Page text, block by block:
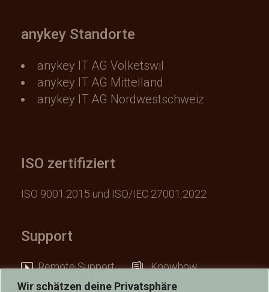
Wir schätzen deine Privatsphäre
anykey Standorte
anykey IT AG Volketswil
anykey IT AG Mittelland
anykey IT AG Nordwestschweiz
ISO zertifiziert
ISO 9001:2015 und ISO/IEC 27001:2022
Support
Remote Support Knowhow